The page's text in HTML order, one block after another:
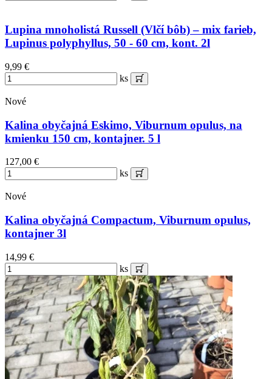
Lupina mnoholistá Russell (Vlčí bôb) – mix farieb,
Lupinus polyphyllus, 50 - 60 cm, kont. 2l
9,99 €
ks
Nové
Kalina obyčajná Eskimo, Viburnum opulus, na
kmienku 150 cm, kontajner. 5 l
127,00 €
ks
Nové
Kalina obyčajná Compactum, Viburnum opulus,
kontajner 3l
14,99 €
ks